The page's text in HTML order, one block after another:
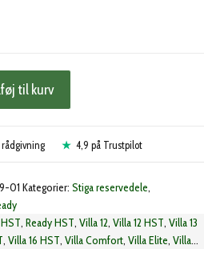
til kurv
rådgivning 4,9 på Trustpilot
01 Kategorier: Stiga reservedele
Ready HST Villa 12 Villa 12 HST Villa 13
Villa 16 HST Villa Comfort Villa Elite Villa